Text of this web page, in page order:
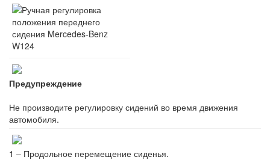
Предупреждение
Не производите регулировку сидений во время движения
автомобиля.
1 – Продольное перемещение сиденья.